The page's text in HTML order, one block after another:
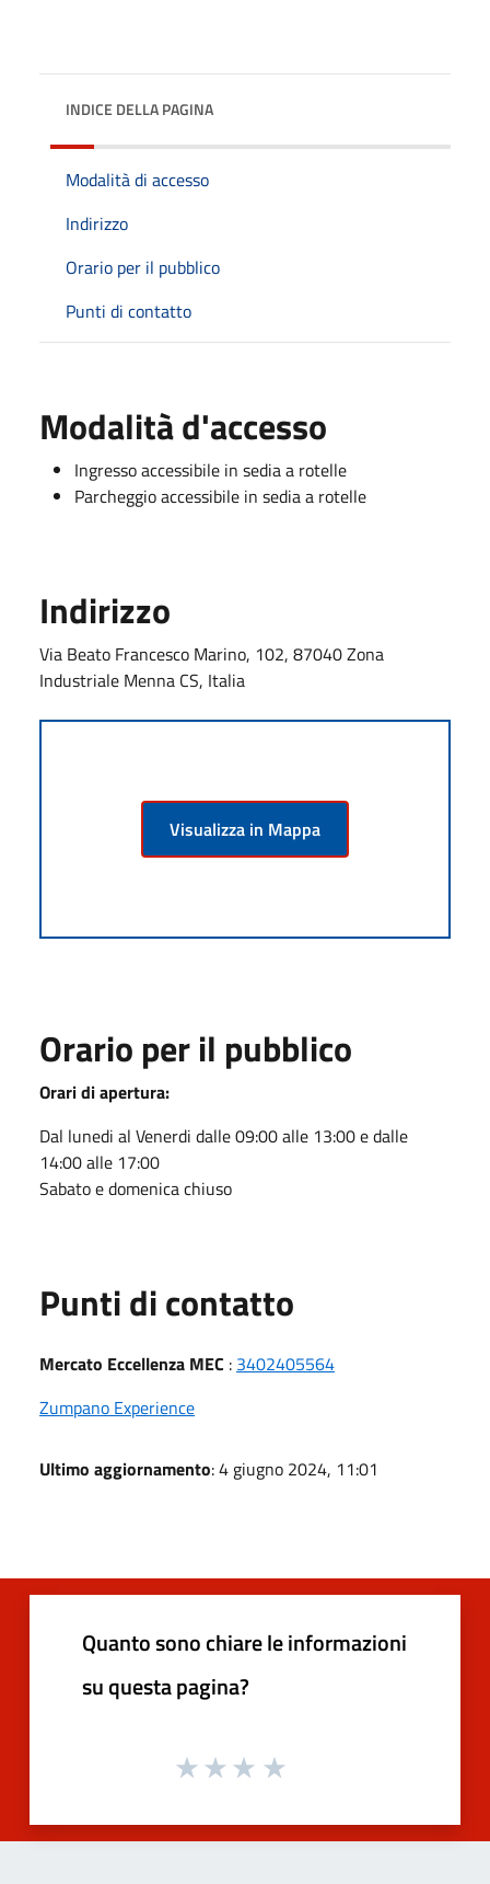
INDICE DELLA PAGINA
Modalità di accesso
Indirizzo
Orario per il pubblico
Punti di contatto
Modalità d'accesso
Ingresso accessibile in sedia a rotelle
Parcheggio accessibile in sedia a rotelle
Indirizzo
Via Beato Francesco Marino, 102, 87040 Zona
Industriale Menna CS, Italia
Visualizza in Mappa
Orario per il pubblico
Orari di apertura:
Dal lunedi al Venerdi dalle 09:00 alle 13:00 e dalle
14:00 alle 17:00
Sabato e domenica chiuso
Punti di contatto
Mercato Eccellenza MEC : 3402405564
Zumpano Experience
Ultimo aggiornamento: 4 giugno 2024, 11:01
Quanto sono chiare le informazioni
su questa pagina?